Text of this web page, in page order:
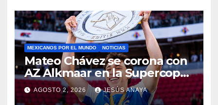
MEXICANOS POR EL MUNDO NOTICIAS
Mateo Chávez se corona con
AZ Alkmaar en la Supercopa
de Países Bajos
AGOSTO 2, 2026 JESÚS ANAYA